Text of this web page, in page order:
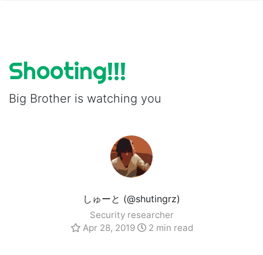
Shooting!!!
Big Brother is watching you
しゅーと (@shutingrz)
Security researcher
Apr 28, 2019
2 min read